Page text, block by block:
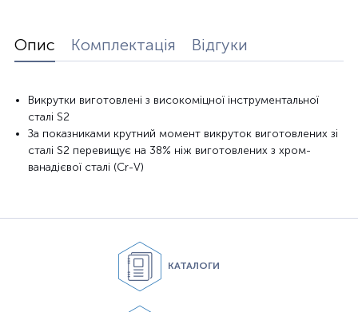
Опис Комплектація Відгуки
Викрутки виготовлені з високоміцної інструментальної
сталі S2
За показниками крутний момент викруток виготовлених зі
сталі S2 перевищує на 38% ніж виготовлених з хром-
ванадієвої сталі (Cr-V)
КАТАЛОГИ